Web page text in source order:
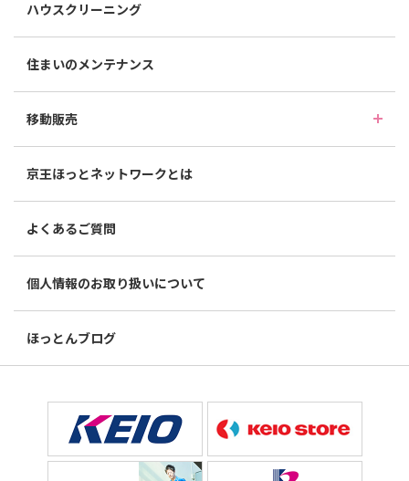
ハウスクリーニング
住まいのメンテナンス
移動販売
京王ほっとネットワークとは
よくあるご質問
個人情報のお取り扱いについて
ほっとんブログ